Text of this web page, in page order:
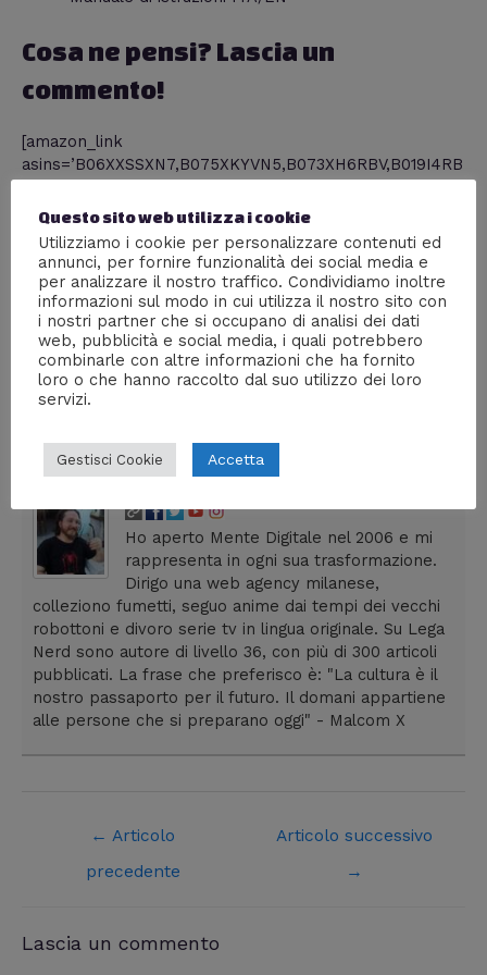
Cosa ne pensi? Lascia un
commento!
[amazon_link
asins=’B06XXSSXN7,B075XKYVN5,B073XH6RBV,B019I4RB
B075XNSFMZ,B075XJB7XD,B06X975Q6G’
template=’ProductCarousel’ store=’mentedigitale-21′
marketplace=’IT’ link_id=’d7b2ed0e-6806-11e8-ab2c-
797bb4d621f2′]
Condividi
William J
Ho aperto Mente Digitale nel 2006 e mi
rappresenta in ogni sua trasformazione.
Dirigo una web agency milanese,
colleziono fumetti, seguo anime dai tempi dei vecchi
robottoni e divoro serie tv in lingua originale. Su Lega
Nerd sono autore di livello 36, con più di 300 articoli
pubblicati. La frase che preferisco è: "La cultura è il
nostro passaporto per il futuro. Il domani appartiene
alle persone che si preparano oggi" - Malcom X
← Articolo
precedente
Articolo successivo
→
Lascia un commento
Questo sito web utilizza i cookie
Utilizziamo i cookie per personalizzare contenuti ed
annunci, per fornire funzionalità dei social media e
per analizzare il nostro traffico. Condividiamo inoltre
informazioni sul modo in cui utilizza il nostro sito con
i nostri partner che si occupano di analisi dei dati
web, pubblicità e social media, i quali potrebbero
combinarle con altre informazioni che ha fornito
loro o che hanno raccolto dal suo utilizzo dei loro
servizi.
Gestisci Cookie Accetta